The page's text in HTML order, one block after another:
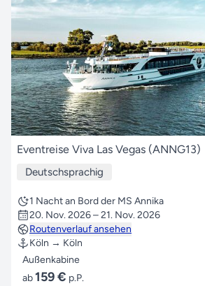
Eventreise Viva Las Vegas (ANNG13)
Deutschsprachig
1 Nacht an Bord der MS Annika
20. Nov. 2026 – 21. Nov. 2026
Routenverlauf ansehen
Köln → Köln
Außenkabine
ab159 € p.P.